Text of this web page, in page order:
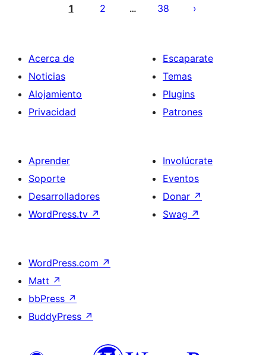
1 2 … 38
Acerca de
Noticias
Alojamiento
Privacidad
Escaparate
Temas
Plugins
Patrones
Aprender
Soporte
Desarrolladores
WordPress.tv ↗
Involúcrate
Eventos
Donar ↗
Swag ↗
WordPress.com ↗
Matt ↗
bbPress ↗
BuddyPress ↗